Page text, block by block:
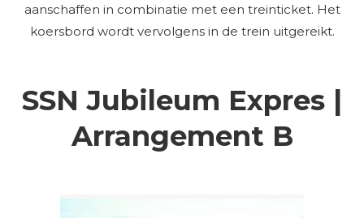
aanschaffen in combinatie met een treinticket. Het
koersbord wordt vervolgens in de trein uitgereikt.
SSN Jubileum Expres |
Arrangement B